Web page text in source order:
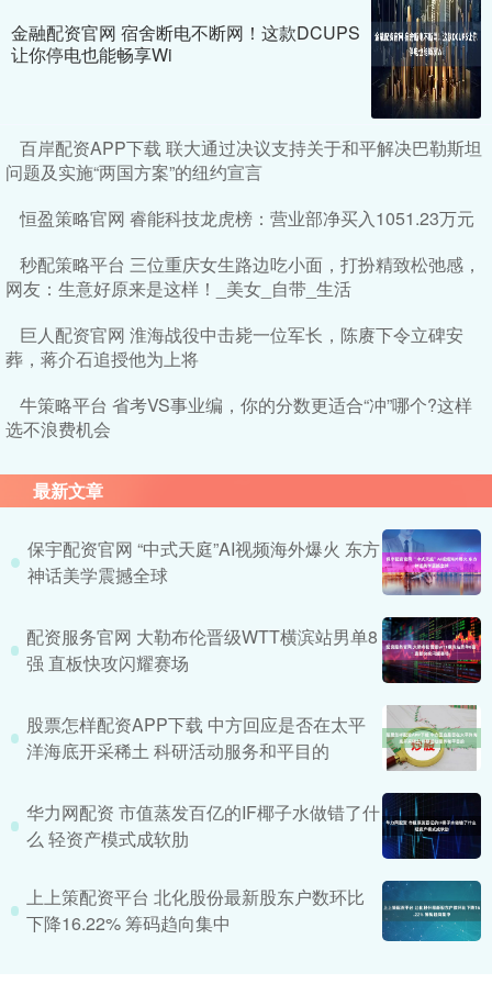
金融配资官网 宿舍断电不断网！这款DCUPS
让你停电也能畅享Wi
百岸配资APP下载 联大通过决议支持关于和平解决巴勒斯坦
问题及实施“两国方案”的纽约宣言
恒盈策略官网 睿能科技龙虎榜：营业部净买入1051.23万元
秒配策略平台 三位重庆女生路边吃小面，打扮精致松弛感，
网友：生意好原来是这样！_美女_自带_生活
巨人配资官网 淮海战役中击毙一位军长，陈赓下令立碑安
葬，蒋介石追授他为上将
牛策略平台 省考VS事业编，你的分数更适合“冲”哪个?这样
选不浪费机会
最新文章
保宇配资官网 “中式天庭”AI视频海外爆火 东方
神话美学震撼全球
配资服务官网 大勒布伦晋级WTT横滨站男单8
强 直板快攻闪耀赛场
股票怎样配资APP下载 中方回应是否在太平
洋海底开采稀土 科研活动服务和平目的
华力网配资 市值蒸发百亿的IF椰子水做错了什
么 轻资产模式成软肋
上上策配资平台 北化股份最新股东户数环比
下降16.22% 筹码趋向集中